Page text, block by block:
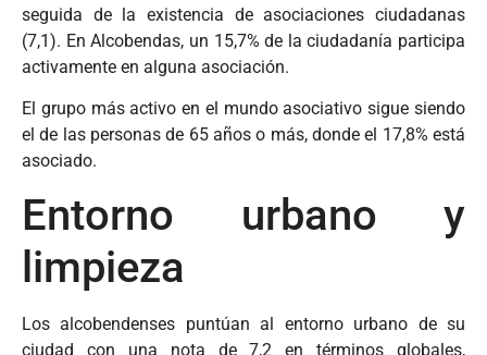
seguida de la existencia de asociaciones ciudadanas
(7,1). En Alcobendas, un 15,7% de la ciudadanía participa
activamente en alguna asociación.
El grupo más activo en el mundo asociativo sigue siendo
el de las personas de 65 años o más, donde el 17,8% está
asociado.
Entorno urbano y
limpieza
Los alcobendenses puntúan al entorno urbano de su
ciudad con una nota de 7,2 en términos globales,